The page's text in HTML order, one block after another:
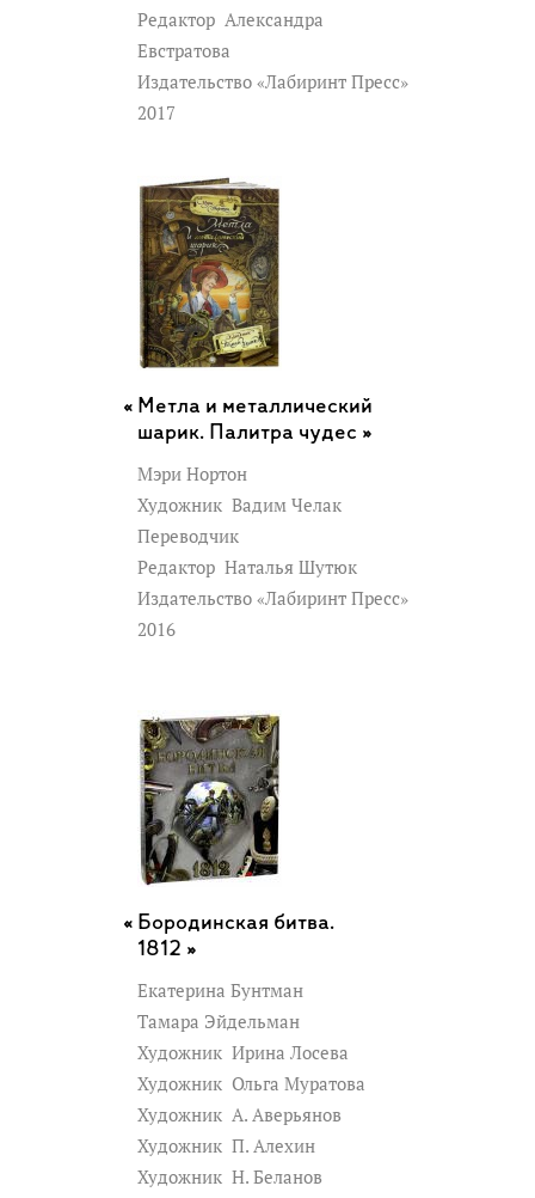
Редактор Александра
Евстратова
Издательство «Лабиринт Пресс»
2017
Метла и металлический
шарик. Палитра чудес »
Мэри Нортон
Художник Вадим Челак
Переводчик
Редактор Наталья Шутюк
Издательство «Лабиринт Пресс»
2016
Бородинская битва.
1812 »
Екатерина Бунтман
Тамара Эйдельман
Художник Ирина Лосева
Художник Ольга Муратова
Художник А. Аверьянов
Художник П. Алехин
Художник Н. Беланов